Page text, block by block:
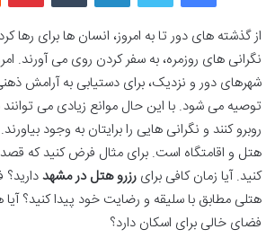
از گذشته های دور تا به امروز، انسان ها برای رها
نگرانی های روزمره، به سفر کردن روی می آورند.
شهرهای دور و نزدیک، برای دستیابی به آرامش
توصیه می شود. با این حال موانع زیادی می توانند
روبرو کنند و نگرانی هایی را برایتان به وجود
هتل و اقامتگاه است. برای مثال فرض کنید که
کنید. آیا زمان کافی برای رزرو هتل در مشهد
هتلی مطابق با سلیقه و رضایت خود پیدا کنید؟
فضای خالی برای اسکان دارد؟